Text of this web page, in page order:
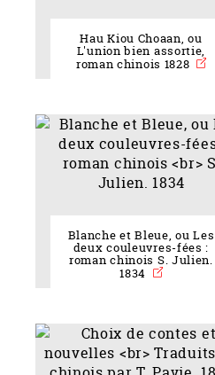
Hau Kiou Choaan, ou
L'union bien assortie,
roman chinois 1828
Blanche et Bleue, ou Les
deux couleuvres-fées :
roman chinois S. Julien.
1834